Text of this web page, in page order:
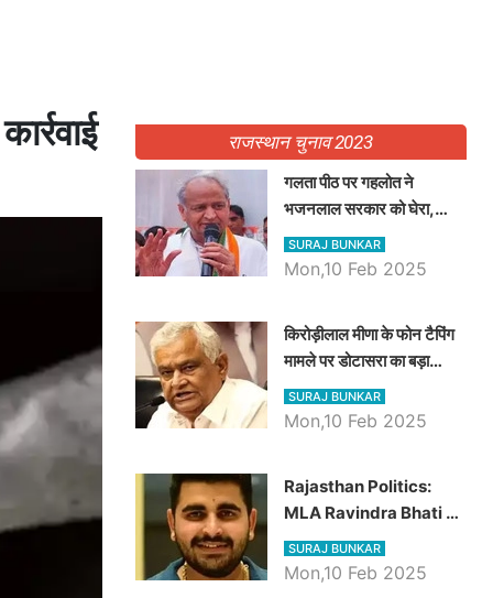
राजस्थान चुनाव 2023
गलता पीठ पर गहलोत ने
भजनलाल सरकार को घेरा,
Video में देखें अब तक बड़ी
खबरें
SURAJ BUNKAR
Mon,10 Feb 2025
किरोड़ीलाल मीणा के फोन टैपिंग
मामले पर डोटासरा का बड़ा
आरोप, वीडियो में देखें AZ बड़ी
खबरें
SURAJ BUNKAR
Mon,10 Feb 2025
Rajasthan Politics:
MLA Ravindra Bhati ने
प्रदेश की शिक्षा व्यवस्था पर
उठाए सवाल, Madan
SURAJ BUNKAR
Mon,10 Feb 2025